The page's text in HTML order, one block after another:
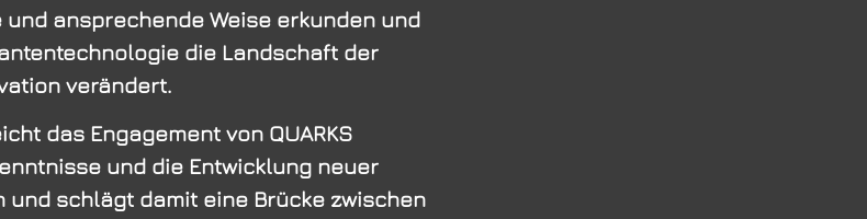
und ansprechende Weise erkunden und
die Landschaft der
verändert.
das Engagement von QUARKS
und die Entwicklung neuer
und schlägt damit eine Brücke zwischen